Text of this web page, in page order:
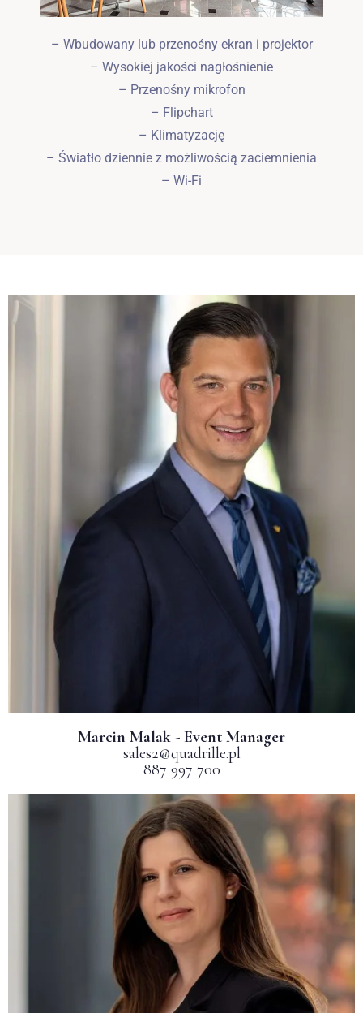
– Wbudowany lub przenośny ekran i projektor
– Wysokiej jakości nagłośnienie
– Przenośny mikrofon
– Flipchart
– Klimatyzację
– Światło dziennie z możliwością zaciemnienia
– Wi-Fi
Marcin Malak - Event Manager
sales2@quadrille.pl
887 997 700